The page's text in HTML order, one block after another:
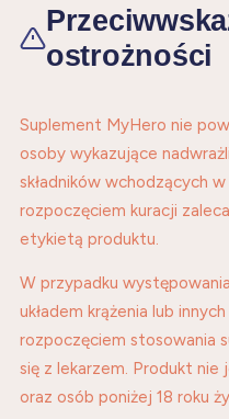
ostrożności
Suplement MyHero nie
osoby wykazujące
składników wchodzących
rozpoczęciem kuracji
etykietą produktu.
W przypadku
układem krążenia lub
rozpoczęciem stosowania
się z lekarzem. Produkt
oraz osób poniżej 18 roku